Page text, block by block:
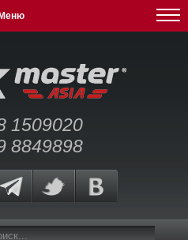
Меню
1509020
8849898